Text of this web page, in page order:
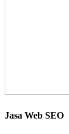
Jasa Web SEO